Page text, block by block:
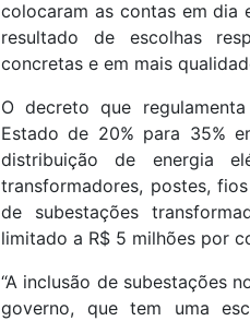
colocaram as contas em dia
resultado de escolhas
concretas e em mais
O decreto que
Estado de 20% para 35%
distribuição de energia
transformadores, postes,
de subestações
limitado a R$ 5 milhões por
“A inclusão de subestações
governo, que tem uma